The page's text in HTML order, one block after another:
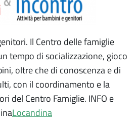
Il Centro delle famiglie
tempo di socializzazione, gioco
oltre che di conoscenza e di
con il coordinamento e la
del Centro Famiglie. INFO e
Locandina